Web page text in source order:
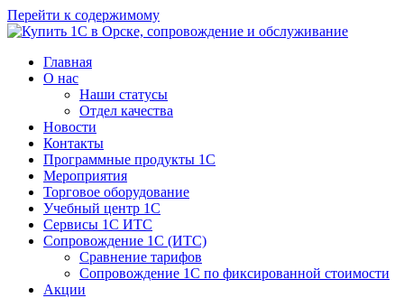
Перейти к содержимому
Главная
О нас
Наши статусы
Отдел качества
Новости
Контакты
Программные продукты 1C
Мероприятия
Торговое оборудование
Учебный центр 1C
Сервисы 1C ИТС
Сопровождение 1С (ИТС)
Сравнение тарифов
Сопровождение 1С по фиксированной стоимости
Акции